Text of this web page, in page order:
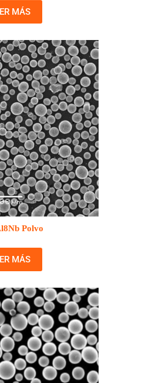
MÁS
Polvo
MÁS